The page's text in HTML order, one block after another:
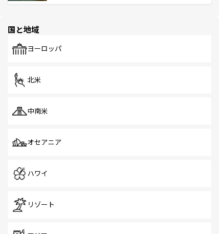
で、ホーカーズは地元の風情を楽しめる外せないスポット
国と地域
ヨーロッパ
北米
中南米
オセアニア
ハワイ
リゾート